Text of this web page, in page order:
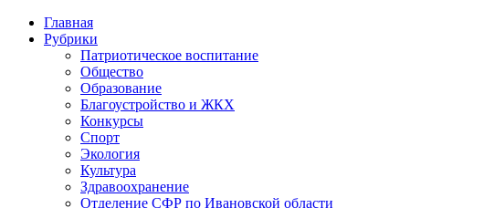
Главная
Рубрики
Патриотическое воспитание
Общество
Образование
Благоустройство и ЖКХ
Конкурсы
Спорт
Экология
Культура
Здравоохранение
Отделение СФР по Ивановской области